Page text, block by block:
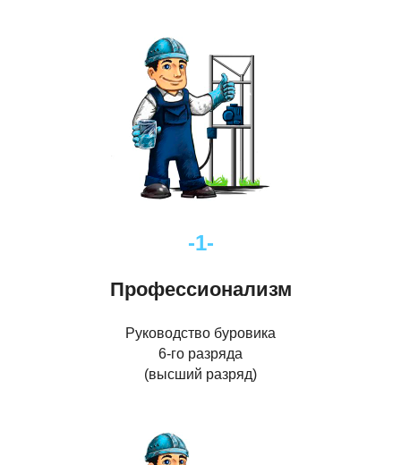
-1-
Профессионализм
Руководство буровика
6-го разряда
(высший разряд)